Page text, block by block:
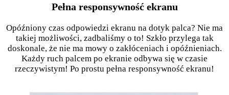
Pełna responsywność ekranu
Opóźniony czas odpowiedzi ekranu na dotyk palca? Nie ma
takiej możliwości, zadbaliśmy o to! Szkło przylega tak
doskonale, że nie ma mowy o zakłóceniach i opóźnieniach.
Każdy ruch palcem po ekranie odbywa się w czasie
rzeczywistym! Po prostu pełna responsywność ekranu!